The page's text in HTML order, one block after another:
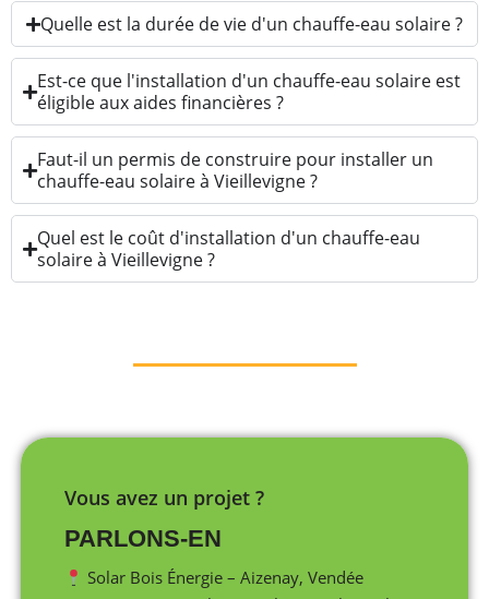
Quelle est la durée de vie d'un chauffe-eau solaire ?
Est-ce que l'installation d'un chauffe-eau solaire est
éligible aux aides financières ?
Faut-il un permis de construire pour installer un
chauffe-eau solaire à Vieillevigne ?
Quel est le coût d'installation d'un chauffe-eau
solaire à Vieillevigne ?
Vous avez un projet ?
PARLONS-EN
Solar Bois Énergie – Aizenay, Vendée